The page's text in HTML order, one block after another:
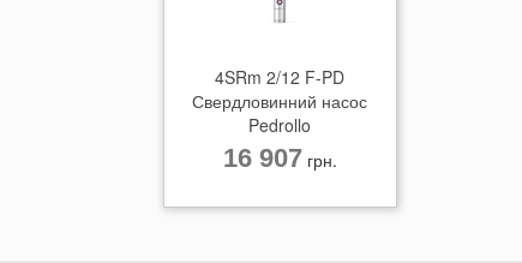
4SRm 2/12 F-PD
Свердловинний насос
Pedrollo
16 907 грн.